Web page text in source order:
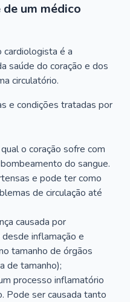
um médico
cardiologista é a
saúde do coração e dos
circulatório.
e condições tratadas por
o coração sofre com
do sangue.
e pode ter como
de circulação até
causada por
inflamação e
tamanho de órgãos
de tamanho);
processo inflamatório
Pode ser causada tanto